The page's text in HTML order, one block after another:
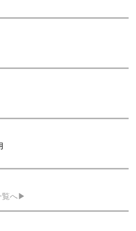
覧へ▶